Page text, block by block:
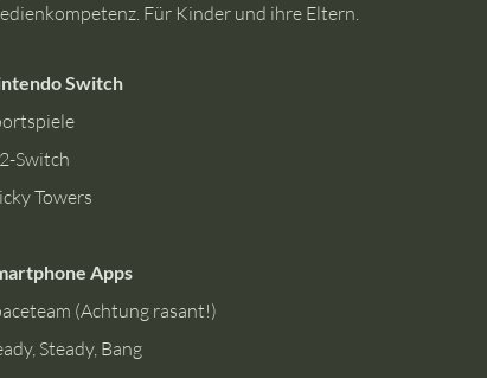
Für Kinder und ihre Eltern.
Switch
Switch
Towers
Apps
(Achtung rasant!)
Steady, Bang